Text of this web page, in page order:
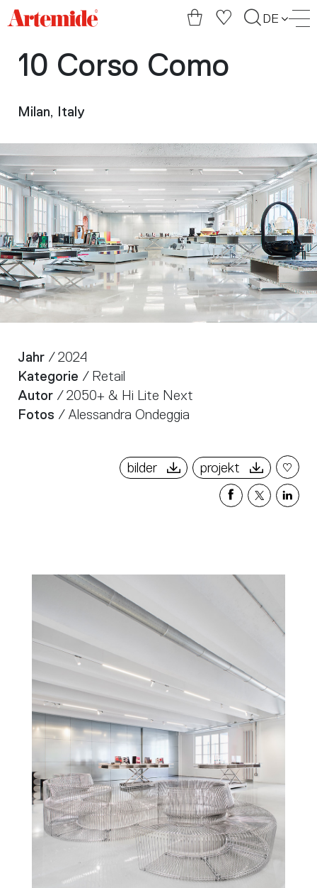
Artemide
DE
10 Corso Como
Milan, Italy
Jahr / 2024
Kategorie / Retail
Autor / 2050+ & Hi Lite Next
Fotos / Alessandra Ondeggia
bilder projekt
ShareShare